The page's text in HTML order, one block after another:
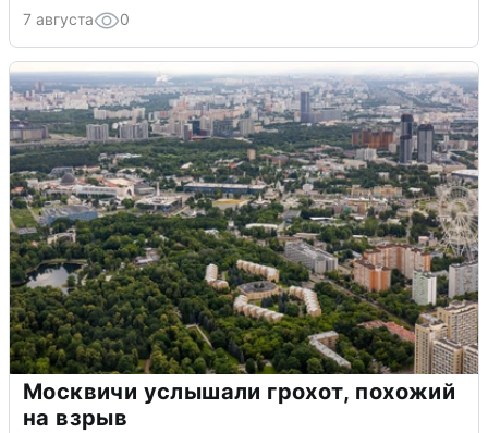
7 августа 0
Москвичи услышали грохот, похожий
на взрыв